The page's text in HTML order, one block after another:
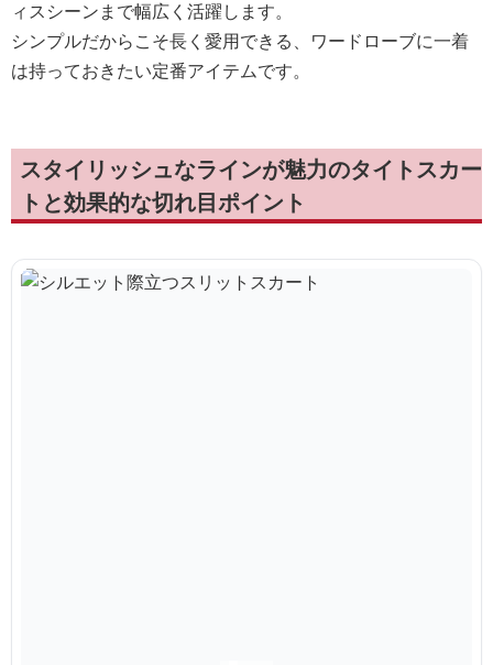
ィスシーンまで幅広く活躍します。
シンプルだからこそ長く愛用できる、ワードローブに一着
は持っておきたい定番アイテムです。
スタイリッシュなラインが魅力のタイトスカー
トと効果的な切れ目ポイント